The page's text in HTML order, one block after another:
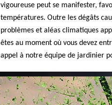
vigoureuse peut se manifester,
températures. Outre les dégâts
problèmes et aléas climatiques
êtes au moment où vous devez
appel à notre équipe de jardinier